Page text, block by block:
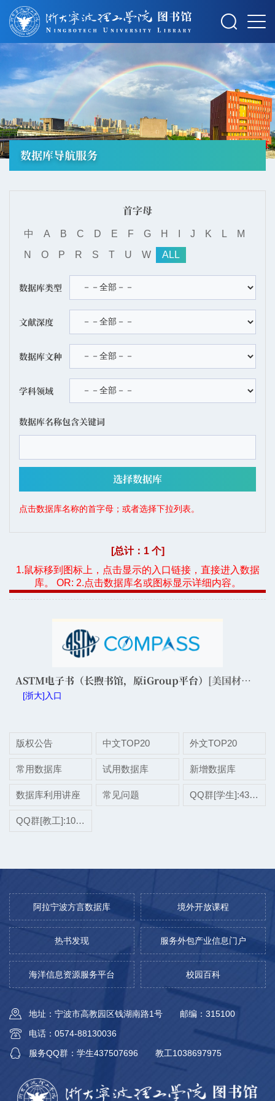
摄影：秋草
数据库导航服务
首字母
中 A B C D E F G H J K L
M
N
O P R S T U W ALL
数据库类型
文献深度
数据库文种
学科领域
数据库名称包含关键词
点击数据库名称的首字母；或者选择下拉列表。
[总计：1 个]
1.鼠标移到图标上，点击显示的入口链接，直接进入数据
库。 OR: 2.点击数据库名或图标显示详细内容。
ASTM电子书（长煦书馆，原iGroup平台） [美国材料与试验协会电子书]
[浙大]入口
版权公告 中文TOP20 外文TOP20
常用数据库 试用数据库 新增数据库
数据库利用讲座 常见问题 QQ群[学生]:437507696
QQ群[教工]:1038697975
阿拉宁波方言数据库 境外开放课程
热书发现 服务外包产业信息门户
海洋信息资源服务平台 校园百科
地址：宁波市高教园区钱湖南路1号
邮编：315100
电话：0574-88130036
服务QQ群：学生437507696
教工1038697975